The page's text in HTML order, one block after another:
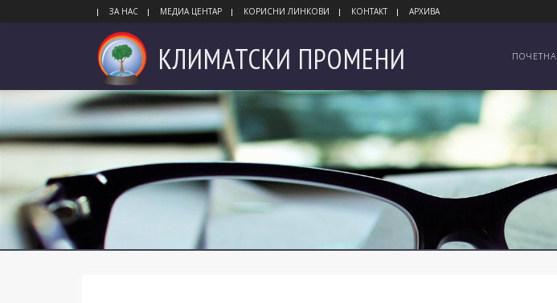
ЗА НАС МЕДИА ЦЕНТАР КОРИСНИ ЛИНКОВИ КОНТАКТ АРХИВА
КЛИМАТСКИ ПРОМЕНИ ПОЧЕТНА